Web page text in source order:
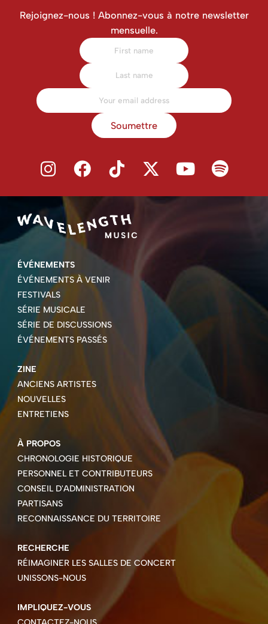
Rejoignez-nous ! Abonnez-vous à notre newsletter
mensuelle.
Soumettre
ÉVÉNEMENTS
ÉVÉNEMENTS À VENIR
FESTIVALS
SÉRIE MUSICALE
SÉRIE DE DISCUSSIONS
ÉVÉNEMENTS PASSÉS
ZINE
ANCIENS ARTISTES
NOUVELLES
ENTRETIENS
À PROPOS
CHRONOLOGIE HISTORIQUE
PERSONNEL ET CONTRIBUTEURS
CONSEIL D'ADMINISTRATION
PARTISANS
RECONNAISSANCE DU TERRITOIRE
RECHERCHE
RÉIMAGINER LES SALLES DE CONCERT
UNISSONS-NOUS
IMPLIQUEZ-VOUS